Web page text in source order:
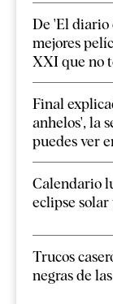
De 'El diario
mejores
XXI que no
Final
anhelos', la
puedes ver
Calendario
eclipse solar
Trucos
negras de